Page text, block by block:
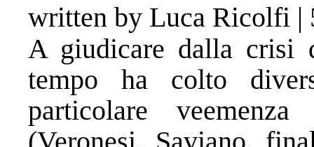
written by Luca Ricolfi |
A giudicare dalla crisi
tempo ha colto
particolare